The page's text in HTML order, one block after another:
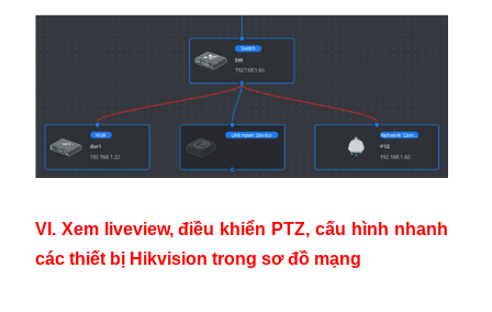
VI. Xem liveview, điều khiển PTZ, cấu hình nhanh
các thiết bị Hikvision trong sơ đồ mạng